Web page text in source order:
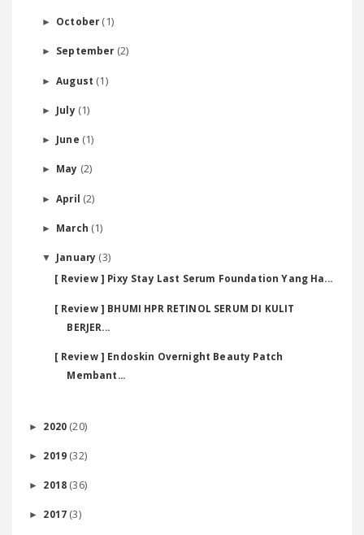
► October(1)
► September (2)
►August (1)
► July (1)
► June (1)
► May (2)
►April (2)
► March (1)
▼ January (3)
[ Review ] Pixy Stay Last Serum Foundation Yang Ha...
[ Review ] BHUMI HPR RETINOL SERUM DI KULIT
BERJER...
[ Review ] Endoskin Overnight Beauty Patch
Membant...
► 2020 (20)
► 2019 (32)
► 2018 (36)
► 2017 (3)